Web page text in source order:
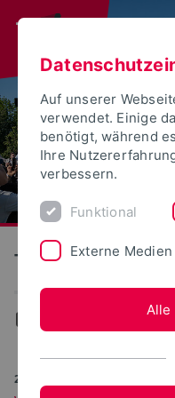
Technische
25.07.2023
Auf unserer
verwendet. Einige
benötigt, während
Ihre
verbessern.
Funktional
Externe Medien
Alle